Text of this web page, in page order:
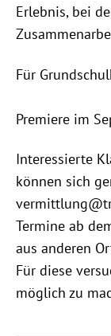
Erlebnis, bei
Für
Premiere im
Interessierte
können sich
Termine ab
aus anderen
Für diese
möglich zu